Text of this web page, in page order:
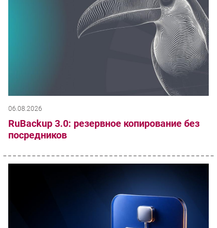
06.08.2026
RuBackup 3.0: резервное копирование без
посредников